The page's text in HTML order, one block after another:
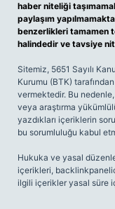
haber niteliği
paylaşım
benzerlikleri tamamen
halindedir ve tavsiye
Sitemiz, 5651 Sayılı
Kurumu (BTK)
vermektedir. Bu
veya araştırma
yazdıkları içeriklerin
bu sorumluluğu kabul
Hukuka ve yasal
içerikleri,
ilgili içerikler yasal süre